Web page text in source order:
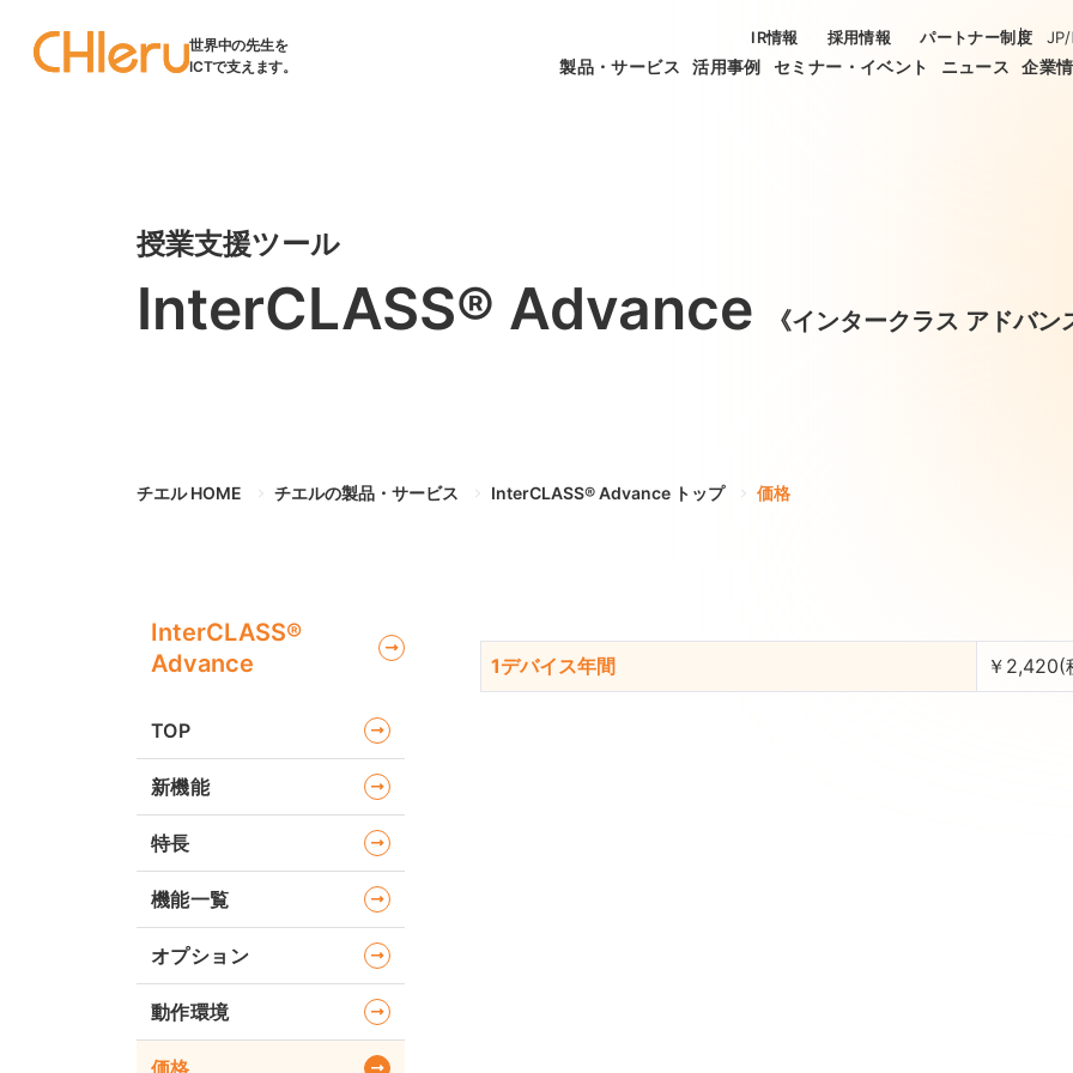
世界中の先生を
ICTで支えます。
製品・サービス 活用事例 セミナー・イベント ニュース 企業
IR情報 採用情報 パートナー制度 JP/
授業支援ツール
InterCLASS® Advance 《インタークラス アドバン
チエル HOME チエルの製品・サービス InterCLASS® Advance トップ 価格
1デバイス年間 ￥2,420(
InterCLASS®
Advance
TOP
新機能
特長
機能一覧
オプション
動作環境
価格